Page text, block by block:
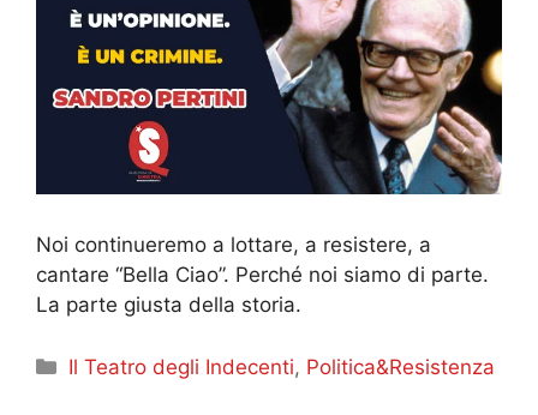
Noi continueremo a lottare, a resistere, a
cantare “Bella Ciao”. Perché noi siamo di parte.
La parte giusta della storia.
Categorie
Il Teatro degli Indecenti, Politica&Resistenza